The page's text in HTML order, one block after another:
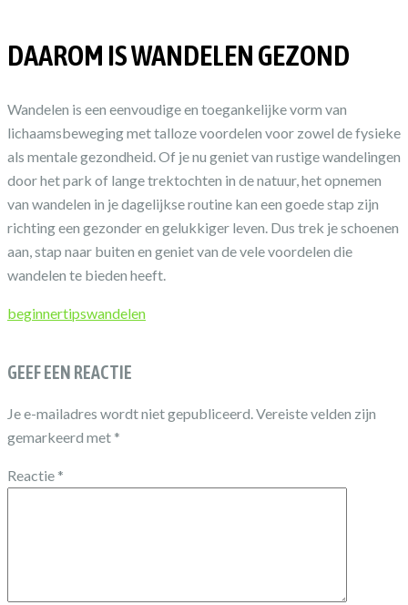
DAAROM IS WANDELEN GEZOND
Wandelen is een eenvoudige en toegankelijke vorm van
lichaamsbeweging met talloze voordelen voor zowel de fysieke
als mentale gezondheid. Of je nu geniet van rustige wandelingen
door het park of lange trektochten in de natuur, het opnemen
van wandelen in je dagelijkse routine kan een goede stap zijn
richting een gezonder en gelukkiger leven. Dus trek je schoenen
aan, stap naar buiten en geniet van de vele voordelen die
wandelen te bieden heeft.
beginnertipswandelen
GEEF EEN REACTIE
Je e-mailadres wordt niet gepubliceerd.Vereiste velden zijn
gemarkeerd met *
Reactie *